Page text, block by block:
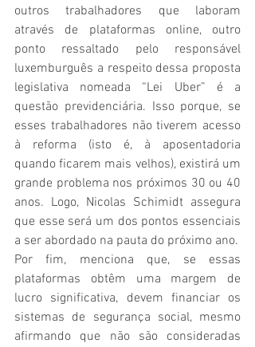
outros trabalhadores que laboram
através de plataformas online, outro
ponto ressaltado pelo responsável
luxemburguês a respeito dessa proposta
legislativa nomeada “Lei Uber” é a
questão previdenciária. Isso porque, se
esses trabalhadores não tiverem acesso
à reforma (isto é, à aposentadoria
quando ficarem mais velhos), existirá um
grande problema nos próximos 30 ou 40
anos. Logo, Nicolas Schimidt assegura
que esse será um dos pontos essenciais
a ser abordado na pauta do próximo ano.
Por fim, menciona que, se essas
plataformas obtêm uma margem de
lucro significativa, devem financiar os
sistemas de segurança social, mesmo
afirmando que não são consideradas